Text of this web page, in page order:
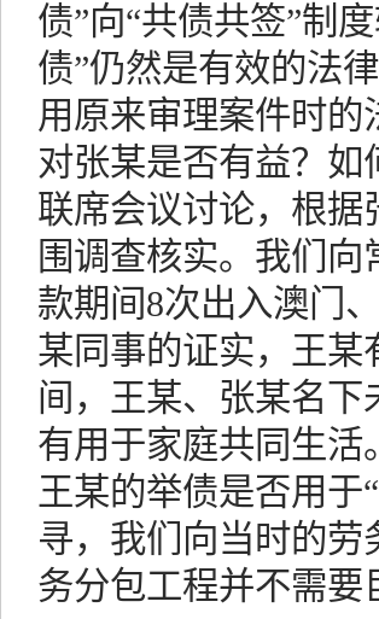
债”向“共债共签”制
债”仍然是有效的法
用原来审理案件时
对张某是否有益？
联席会议讨论，根
围调查核实。我们
款期间8次出入澳门
某同事的证实，王
间，王某、张某名
有用于家庭共同生
王某的举债是否用于
寻，我们向当时的
务分包工程并不需要